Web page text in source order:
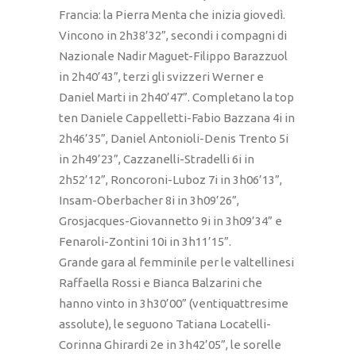
Francia: la Pierra Menta che inizia giovedì.
Vincono in 2h38’32”, secondi i compagni di
Nazionale Nadir Maguet-Filippo Barazzuol
in 2h40’43”, terzi gli svizzeri Werner e
Daniel Marti in 2h40’47”. Completano la top
ten Daniele Cappelletti-Fabio Bazzana 4i in
2h46’35”, Daniel Antonioli-Denis Trento 5i
in 2h49’23”, Cazzanelli-Stradelli 6i in
2h52’12”, Roncoroni-Luboz 7i in 3h06’13”,
Insam-Oberbacher 8i in 3h09’26”,
Grosjacques-Giovannetto 9i in 3h09’34” e
Fenaroli-Zontini 10i in 3h11’15”.
Grande gara al femminile per le valtellinesi
Raffaella Rossi e Bianca Balzarini che
hanno vinto in 3h30’00” (ventiquattresime
assolute), le seguono Tatiana Locatelli-
Corinna Ghirardi 2e in 3h42’05”, le sorelle